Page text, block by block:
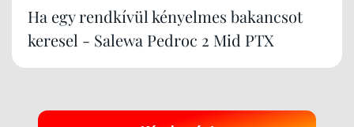
Ha egy rendkívül kényelmes bakancsot
keresel - Salewa Pedroc 2 Mid PTX